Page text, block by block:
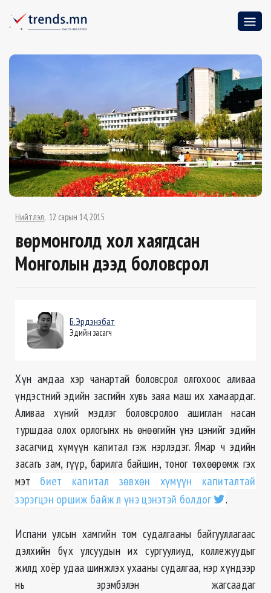
Нийтлэл 12 сарын 14, 2015
Өвөрмонголд хол хаягдсан
Монголын дээд боловсрол
Б.Эрдэнэбат
Эдийн засагч
Хүн амдаа хэр чанартай боловсрол олгохоос аливаа
үндэстний эдийн засгийн хувь заяа маш их хамаардаг.
Аливаа хүний мэдлэг боловсролоо ашиглан насан
туршдаа олох орлогынх нь өнөөгийн үнэ цэнийг эдийн
засагчид хүмүүн капитал гэж нэрлэдэг. Ямар ч эдийн
засагь зам, гүүр, барилга байшин, тоног төхөөрөмж гэх
мэт биет капитал зөвхөн хүмүүн капиталтай
зэрэгцэн оршиж байж л үнэ цэнэтэй болдог
.
Испани улсын хамгийн том судалгааны байгууллагаас
дэлхийн бүх улсуудын их сургуулиуд, коллежуудыг
жилд хоёр удаа шинжлэх ухааны судалгаа, нэр хүндээр
нь эрэмбэлэн жагсаадаг